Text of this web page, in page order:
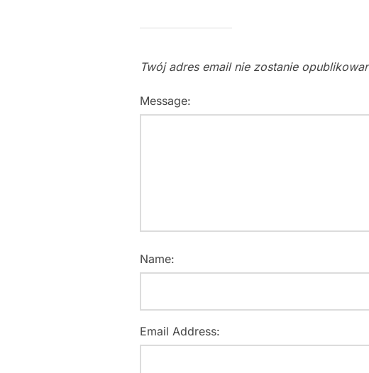
Twój adres email nie zostanie
Message:
Name:
Email Address: